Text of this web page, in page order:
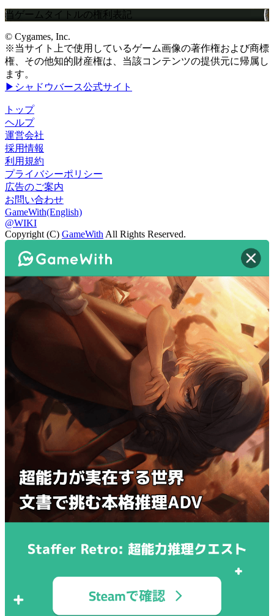
当ゲームタイトルの権利表記
© Cygames, Inc.
※当サイト上で使用しているゲーム画像の著作権および商標
権、その他知的財産権は、当該コンテンツの提供元に帰属し
ます。
▶シャドウバース公式サイト
トップ
ヘルプ
運営会社
採用情報
利用規約
プライバシーポリシー
広告のご案内
お問い合わせ
GameWith(English)
@WIKI
Copyright (C) GameWith All Rights Reserved.